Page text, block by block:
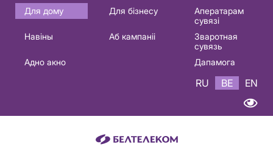
Основная
навигация
Для дому Для бізнесу
Аператарам
сувязі
Навіны
Аб кампаніі
Зваротная
сувязь
Адно акно
Дапамога
RU BE EN